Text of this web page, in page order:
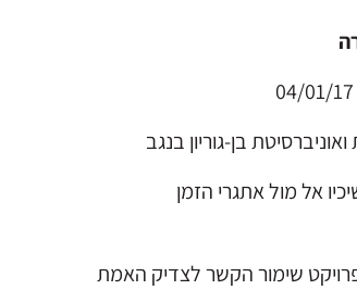
בן-גוריון בנגב
אל מול אתגרי הזמן
שימור הקשר לצדיק האמת